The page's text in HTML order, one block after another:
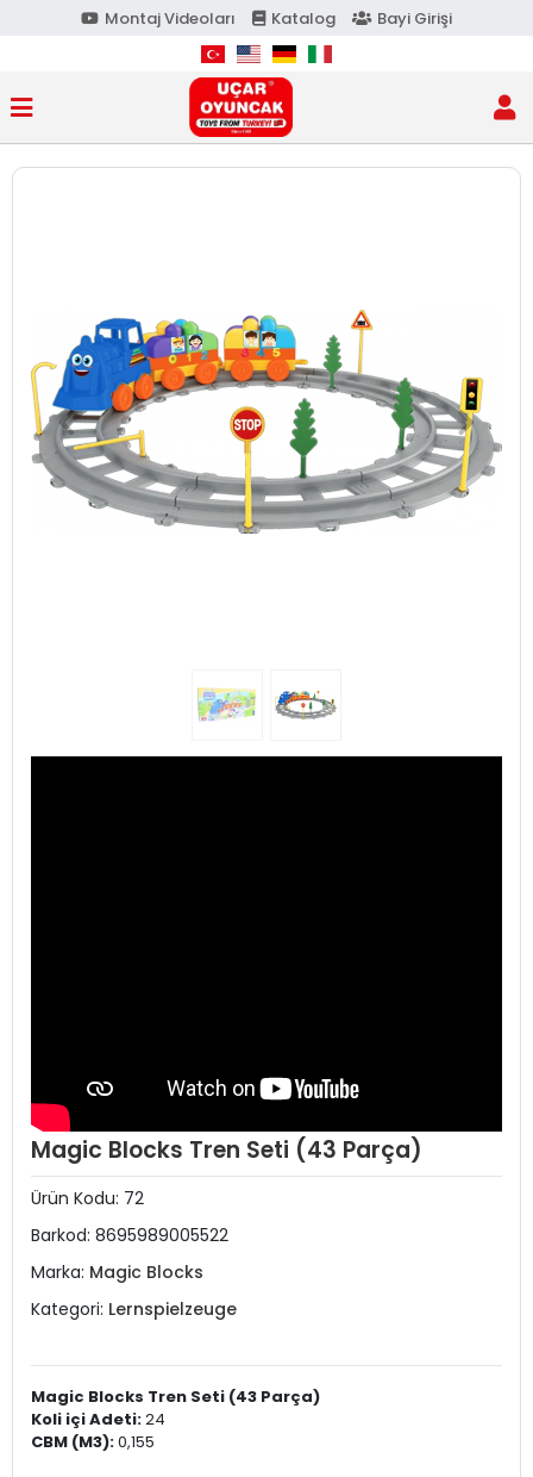
Montaj Videoları Katalog Bayi Girişi
Magic Blocks Tren Seti (43 Parça)
Ürün Kodu: 72
Barkod: 8695989005522
Marka: Magic Blocks
Kategori: Lernspielzeuge
Magic Blocks Tren Seti (43 Parça)
Koli içi Adeti:24
CBM (M3):0,155